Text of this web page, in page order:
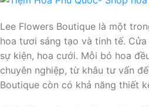
Lee Flowers Boutique là một
hoa tươi sáng tạo và tinh tế.
sự kiện, hoa cưới. Mỗi bó hoa
chuyên nghiệp, từ khâu tư vấn
Boutique còn có khả năng thiết